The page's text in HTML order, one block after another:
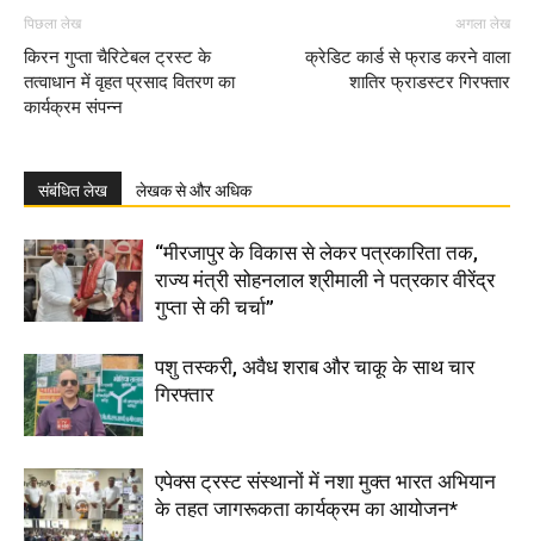
पिछला लेख
किरन गुप्ता चैरिटेबल ट्रस्ट के
तत्वाधान में वृहत प्रसाद वितरण का
कार्यक्रम संपन्न
अगला लेख
क्रेडिट कार्ड से फ्राड करने वाला
शातिर फ्राडस्टर गिरफ्तार
संबंधित लेख लेखक से और अधिक
“मीरजापुर के विकास से लेकर पत्रकारिता तक,
राज्य मंत्री सोहनलाल श्रीमाली ने पत्रकार वीरेंद्र
गुप्ता से की चर्चा”
पशु तस्करी, अवैध शराब और चाकू के साथ चार
गिरफ्तार
एपेक्स ट्रस्ट संस्थानों में नशा मुक्त भारत अभियान
के तहत जागरूकता कार्यक्रम का आयोजन*